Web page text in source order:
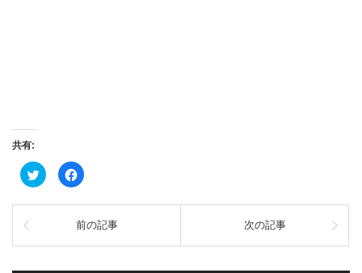
共有:
ク
リ
ク
共
(新
Facebook
で
有
る
に
ク
ッ
前の記事 次の記事